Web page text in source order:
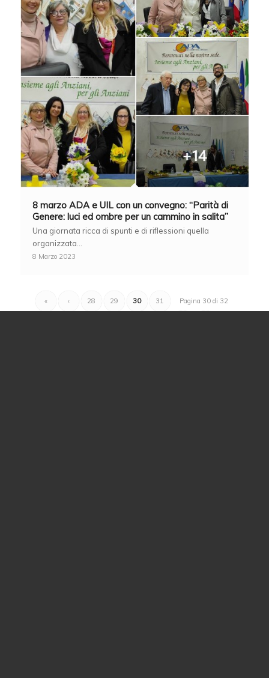
8 marzo ADA e UIL con un convegno: “Parità di
Genere: luci ed ombre per un cammino in salita”
Una giornata ricca di spunti e di riflessioni quella
organizzata…
8 Marzo 2023
Pagina 30 di 32
« ‹ 28 29 30 31